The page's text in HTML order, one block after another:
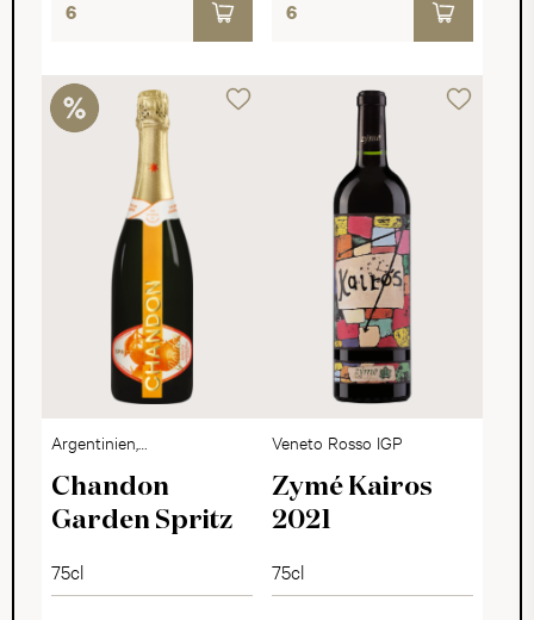
Argentinien,
Mendoza
Chandon
Garden Spritz
75cl
Veneto Rosso IGP
Zymé Kairos
2021
75cl